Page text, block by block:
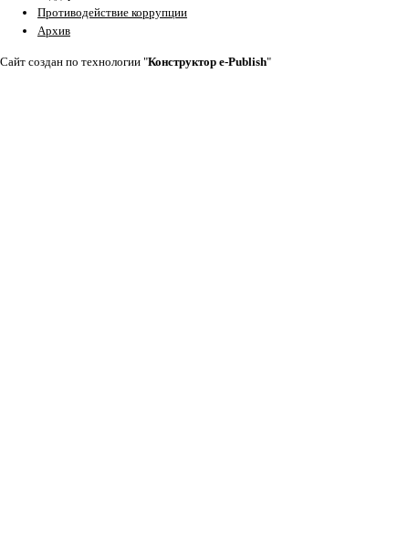
Противодействие коррупции
Архив
Cайт создан по технологии "Конструктор e-Publish"